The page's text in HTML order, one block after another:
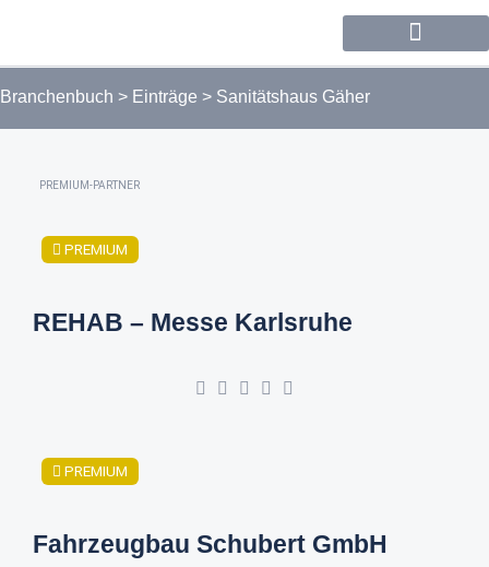
Branchenbuch > Einträge > Sanitätshaus Gäher
PREMIUM-PARTNER
PREMIUM
REHAB – Messe Karlsruhe
PREMIUM
Fahrzeugbau Schubert GmbH